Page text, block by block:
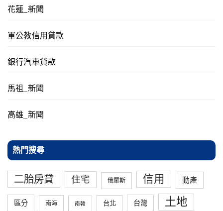
花蓮_新聞
軍公教信用貸款
銀行汽車貸款
馬祖_新聞
高雄_新聞
熱門搜尋
二胎房貸 住宅 俄羅斯 信用 動產
區分 南海 南韓 台北 台灣 土地